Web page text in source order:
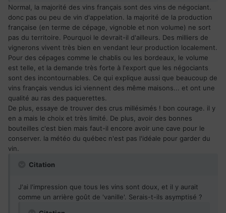
Normal, la majorité des vins français sont des vins de négociant.
donc pas ou peu de vin d'appelation. la majorité de la production
française (en terme de cépage, vignoble et non volume) ne sort
pas du territoire. Pourquoi le devrait-il d'ailleurs. Des milliers de
vignerons vivent très bien en vendant leur production localement.
Pour des cépages comme le chablis ou les bordeaux, le volume
est telle, et la demande très forte à l'export que les négociants
sont des incontournables. Ce qui explique aussi que beaucoup de
vins français vendus ici viennent des même maisons... et ont une
qualité au ras des paquerettes.
De plus, essaye de trouver des crus millésimés ! bon courage. il y
en a mais le choix et très limité. De plus, avoir des bonnes
bouteilles c'est bien mais faut-il encore avoir une cave pour le
conserver. la météo du québec n'est pas l'idéale pour garder du
vin.
Citation
J'ai l'impression que tous les vins sont doux, et il y aurait
comme un arrière goût de 'vanille'. Serais-t-ils asymptisé ?